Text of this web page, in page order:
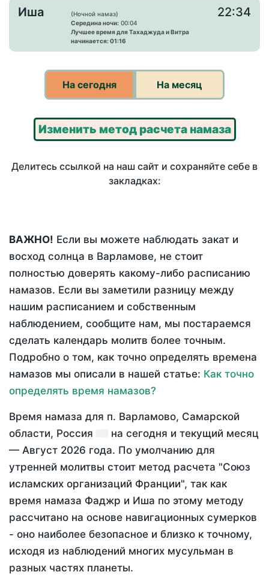
Иша
(Ночной намаз)
Середина ночи: 00:04
Лучшее время для Тахаджуда и Витра
начинается: 01:16
22:34
На сегодня На месяц
Изменить метод расчета намаза
Делитесь ссылкой на наш сайт и сохраняйте себе в
закладках:
ВАЖНО! Если вы можете наблюдать закат и
восход солнца в Варламове, не стоит
полностью доверять какому-либо расписанию
намазов. Если вы заметили разницу между
нашим расписанием и собственным
наблюдением, сообщите нам, мы постараемся
сделать календарь молитв более точным.
Подробно о том, как точно определять времена
намазов мы описали в нашей статье: Как точно
определять время намазов?
Время намаза для п. Варламово, Самарской
области, Россия
на сегодня и текущий месяц
— Август 2026 года. По умолчанию для
утренней молитвы стоит метод расчета "Союз
исламских организаций Франции", так как
время намаза Фаджр и Иша по этому методу
рассчитано на основе навигационных сумерков
- оно наиболее безопасное и близко к точному,
исходя из наблюдений многих мусульман в
разных частях планеты.